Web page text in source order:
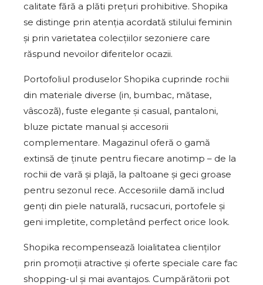
calitate fără a plăti prețuri prohibitive. Shopika
se distinge prin atenția acordată stilului feminin
și prin varietatea colecțiilor sezoniere care
răspund nevoilor diferitelor ocazii.
Portofoliul produselor Shopika cuprinde rochii
din materiale diverse (in, bumbac, mătase,
vâscozã), fuste elegante și casual, pantaloni,
bluze pictate manual și accesorii
complementare. Magazinul oferă o gamă
extinsă de ținute pentru fiecare anotimp – de la
rochii de vară și plajă, la paltoane și geci groase
pentru sezonul rece. Accesoriile damă includ
genți din piele naturală, rucsacuri, portofele și
geni impletite, completând perfect orice look.
Shopika recompensează loialitatea clienților
prin promoții atractive și oferte speciale care fac
shopping-ul și mai avantajos. Cumpărătorii pot